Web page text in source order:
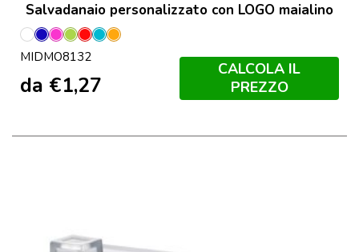
Salvadanaio personalizzato con LOGO maialino
Bianco
BluFucsia
LimeRosso
Turchese
Arancio
MIDMO8132
da €1,27
CALCOLA IL
PREZZO